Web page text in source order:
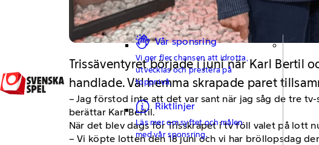
Vår sponsring
Vi ger fler chansen att idrotta,
utvecklas och prestera på
toppnivå.
Riktlinjer
Läs mer om syftet och målen
med vår sponsring.
Trissäventyret började i juni när Karl Bertil
handlade. Väl hemma skrapade paret
– Jag förstod inte att det var sant när jag såg de tre
berättar Karl Bertil.
När det blev dags för Trisskrapet i tv föll valet på lott
– Vi köpte lotten den 18 juni och vi har bröllopsdag